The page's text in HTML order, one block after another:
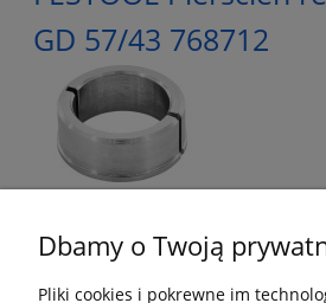
GD 57/43 768712
Dbamy o Twoją
Pliki cookies i pokrewne im